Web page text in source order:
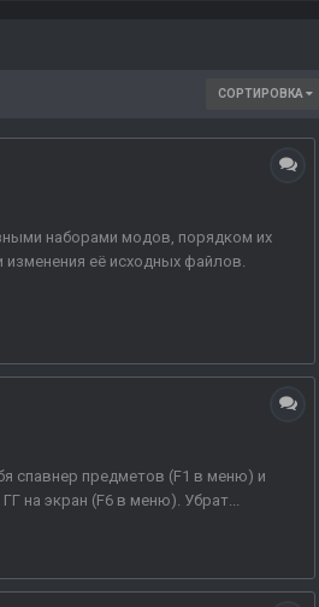
СОРТИРОВКА
наборами модов, порядком их
её исходных файлов.
спавнер предметов (F1 в меню) и
на экран (F6 в меню). Убрат...